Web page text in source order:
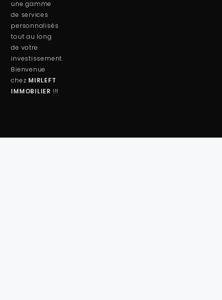
une gamme
de services
personnalisés
tout au long
de votre
investissement.
Bienvenue
chez MIRLEFT
IMMOBILIER !!!